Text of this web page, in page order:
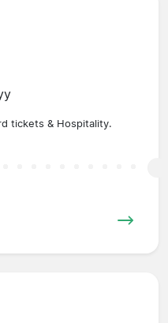
tickets & Hospitality.